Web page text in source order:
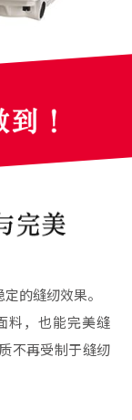
的缝纫效果。
料，也能完美缝
不再受制于缝纫